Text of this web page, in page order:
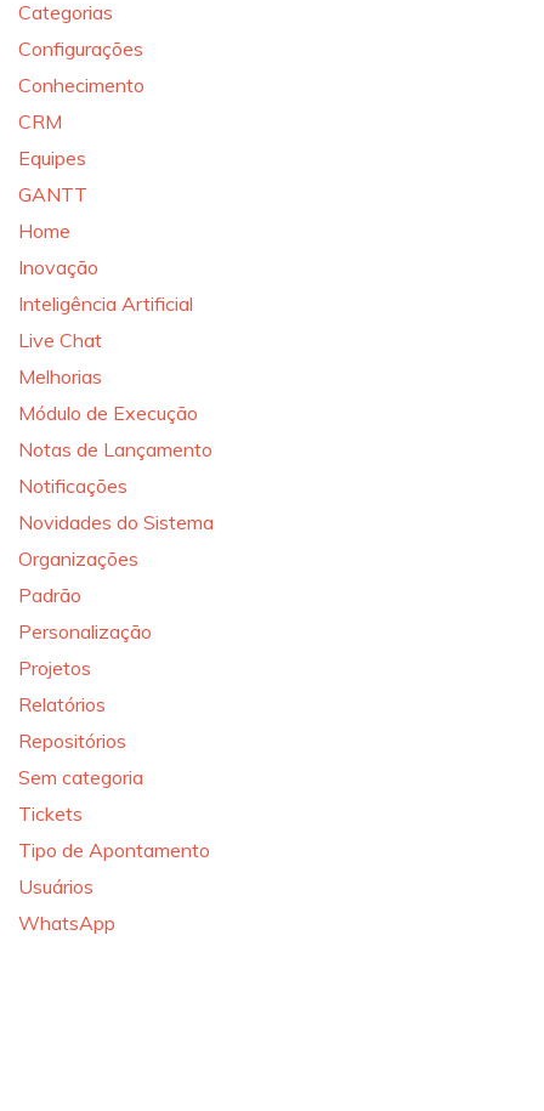
Categorias
Configurações
Conhecimento
CRM
Equipes
GANTT
Home
Inovação
Inteligência Artificial
Live Chat
Melhorias
Módulo de Execução
Notas de Lançamento
Notificações
Novidades do Sistema
Organizações
Padrão
Personalização
Projetos
Relatórios
Repositórios
Sem categoria
Tickets
Tipo de Apontamento
Usuários
WhatsApp